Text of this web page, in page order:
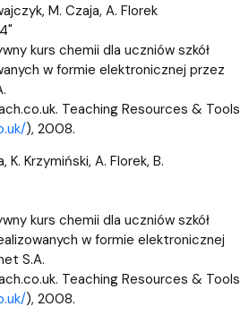
M. Czaja, A. Florek
kurs chemii dla uczniów szkół
w formie elektronicznej przez
Teaching Resources & Tools
), 2008.
K. Krzymiński, A. Florek, B.
kurs chemii dla uczniów szkół
w formie elektronicznej
S.A.
Teaching Resources & Tools
), 2008.